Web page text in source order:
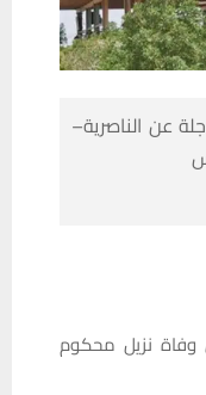
عن الناصرية–
نزيل محكوم